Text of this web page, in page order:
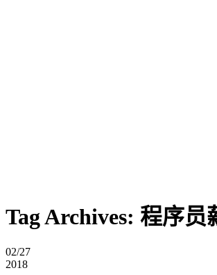
Tag Archives: 程序员
02/27
2018